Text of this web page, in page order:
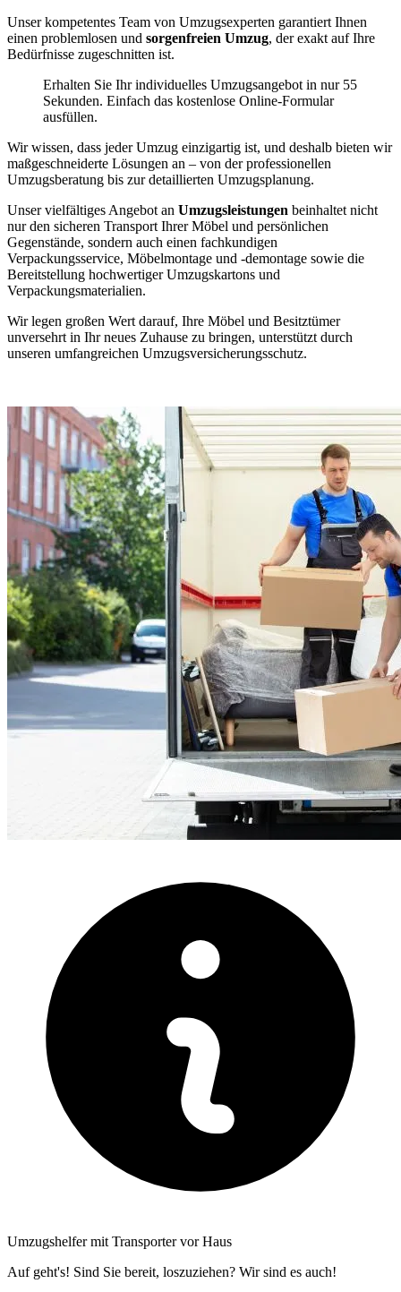
Unser kompetentes Team von Umzugsexperten garantiert Ihnen
einen problemlosen und sorgenfreien Umzug, der exakt auf Ihre
Bedürfnisse zugeschnitten ist.
Erhalten Sie Ihr individuelles Umzugsangebot in nur 55
Sekunden. Einfach das kostenlose Online-Formular
ausfüllen.
Wir wissen, dass jeder Umzug einzigartig ist, und deshalb bieten wir
maßgeschneiderte Lösungen an – von der professionellen
Umzugsberatung bis zur detaillierten Umzugsplanung.
Unser vielfältiges Angebot an Umzugsleistungen beinhaltet nicht
nur den sicheren Transport Ihrer Möbel und persönlichen
Gegenstände, sondern auch einen fachkundigen
Verpackungsservice, Möbelmontage und -demontage sowie die
Bereitstellung hochwertiger Umzugskartons und
Verpackungsmaterialien.
Wir legen großen Wert darauf, Ihre Möbel und Besitztümer
unversehrt in Ihr neues Zuhause zu bringen, unterstützt durch
unseren umfangreichen Umzugsversicherungsschutz.
Umzugshelfer mit Transporter vor Haus
Auf geht's! Sind Sie bereit, loszuziehen? Wir sind es auch!